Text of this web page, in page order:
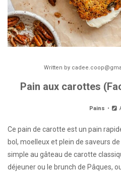
Written by
Pain aux carottes
Pains
Ce pain de carotte est un pain
bol, moelleux et plein de saveurs
simple au gâteau de carotte
déjeuner ou le brunch de Pâques,